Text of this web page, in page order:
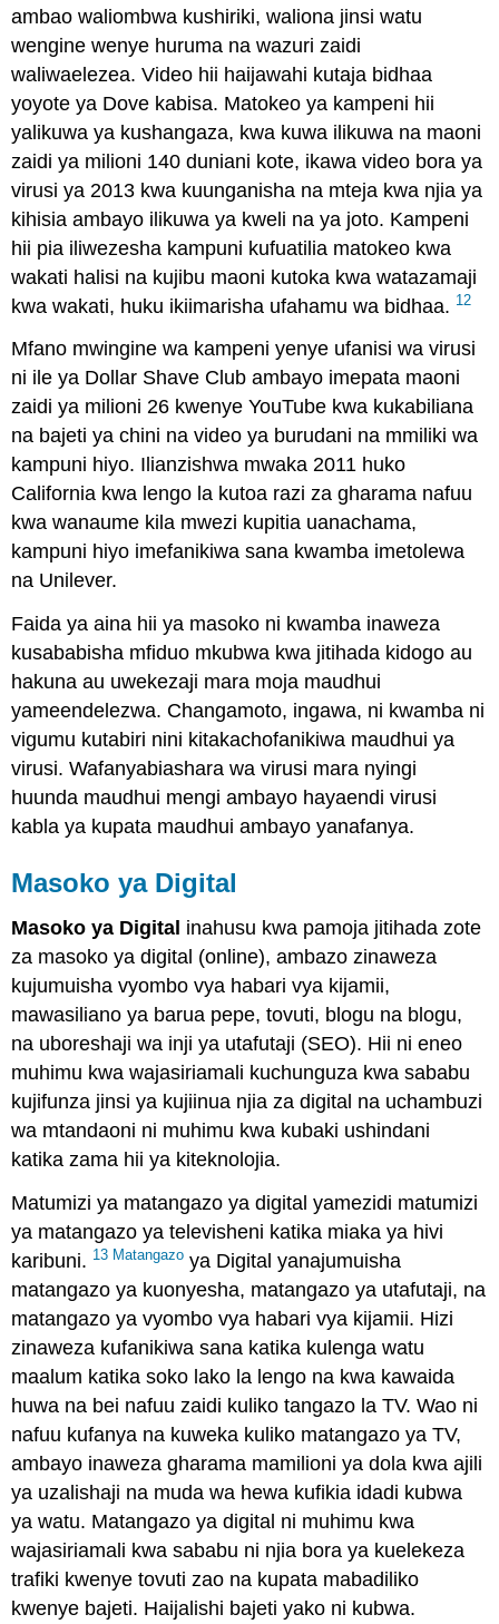
ambao waliombwa kushiriki, waliona jinsi watu
wengine wenye huruma na wazuri zaidi
waliwaelezea. Video hii haijawahi kutaja bidhaa
yoyote ya Dove kabisa. Matokeo ya kampeni hii
yalikuwa ya kushangaza, kwa kuwa ilikuwa na maoni
zaidi ya milioni 140 duniani kote, ikawa video bora ya
virusi ya 2013 kwa kuunganisha na mteja kwa njia ya
kihisia ambayo ilikuwa ya kweli na ya joto. Kampeni
hii pia iliwezesha kampuni kufuatilia matokeo kwa
wakati halisi na kujibu maoni kutoka kwa watazamaji
kwa wakati, huku ikiimarisha ufahamu wa bidhaa. 12
Mfano mwingine wa kampeni yenye ufanisi wa virusi
ni ile ya Dollar Shave Club ambayo imepata maoni
zaidi ya milioni 26 kwenye YouTube kwa kukabiliana
na bajeti ya chini na video ya burudani na mmiliki wa
kampuni hiyo. Ilianzishwa mwaka 2011 huko
California kwa lengo la kutoa razi za gharama nafuu
kwa wanaume kila mwezi kupitia uanachama,
kampuni hiyo imefanikiwa sana kwamba imetolewa
na Unilever.
Faida ya aina hii ya masoko ni kwamba inaweza
kusababisha mfiduo mkubwa kwa jitihada kidogo au
hakuna au uwekezaji mara moja maudhui
yameendelezwa. Changamoto, ingawa, ni kwamba ni
vigumu kutabiri nini kitakachofanikiwa maudhui ya
virusi. Wafanyabiashara wa virusi mara nyingi
huunda maudhui mengi ambayo hayaendi virusi
kabla ya kupata maudhui ambayo yanafanya.
Masoko ya Digital
Masoko ya Digital inahusu kwa pamoja jitihada zote
za masoko ya digital (online), ambazo zinaweza
kujumuisha vyombo vya habari vya kijamii,
mawasiliano ya barua pepe, tovuti, blogu na blogu,
na uboreshaji wa inji ya utafutaji (SEO). Hii ni eneo
muhimu kwa wajasiriamali kuchunguza kwa sababu
kujifunza jinsi ya kujiinua njia za digital na uchambuzi
wa mtandaoni ni muhimu kwa kubaki ushindani
katika zama hii ya kiteknolojia.
Matumizi ya matangazo ya digital yamezidi matumizi
ya matangazo ya televisheni katika miaka ya hivi
karibuni. 13 Matangazo ya Digital yanajumuisha
matangazo ya kuonyesha, matangazo ya utafutaji, na
matangazo ya vyombo vya habari vya kijamii. Hizi
zinaweza kufanikiwa sana katika kulenga watu
maalum katika soko lako la lengo na kwa kawaida
huwa na bei nafuu zaidi kuliko tangazo la TV. Wao ni
nafuu kufanya na kuweka kuliko matangazo ya TV,
ambayo inaweza gharama mamilioni ya dola kwa ajili
ya uzalishaji na muda wa hewa kufikia idadi kubwa
ya watu. Matangazo ya digital ni muhimu kwa
wajasiriamali kwa sababu ni njia bora ya kuelekeza
trafiki kwenye tovuti zao na kupata mabadiliko
kwenye bajeti. Haijalishi bajeti yako ni kubwa.